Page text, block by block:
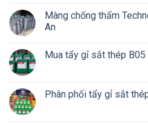
Màng chống thấm
An
Mua tẩy gỉ sắt thép
Phân phối tẩy gỉ sắt